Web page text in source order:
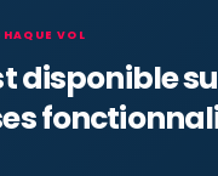
VOL
disponible